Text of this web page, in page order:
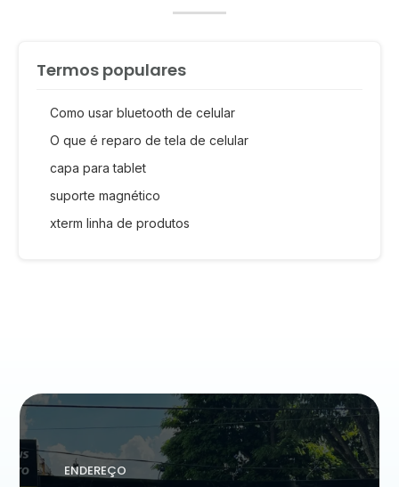
Termos populares
Como usar bluetooth de celular
O que é reparo de tela de celular
capa para tablet
suporte magnético
xterm linha de produtos
ENDEREÇO